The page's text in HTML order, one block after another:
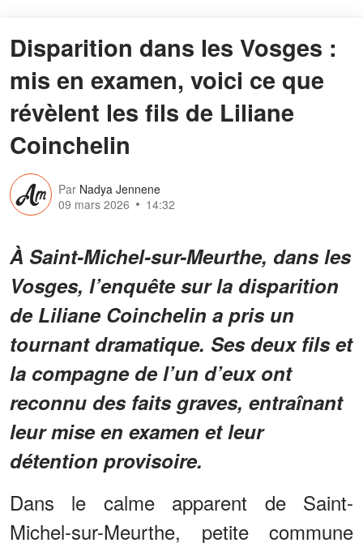
Disparition dans les Vosges :
mis en examen, voici ce que
révèlent les fils de Liliane
Coinchelin
Par Nadya Jennene
09 mars 2026
14:32
À Saint-Michel-sur-Meurthe, dans les
Vosges, l’enquête sur la disparition
de Liliane Coinchelin a pris un
tournant dramatique. Ses deux fils et
la compagne de l’un d’eux ont
reconnu des faits graves, entraînant
leur mise en examen et leur
détention provisoire.
Dans le calme apparent de Saint-
Michel-sur-Meurthe, petite commune